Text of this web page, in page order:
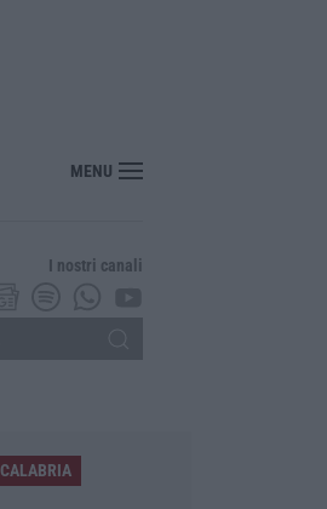
è una Calabria attrattiva tutto l’anno»
MENU
I nostri canali